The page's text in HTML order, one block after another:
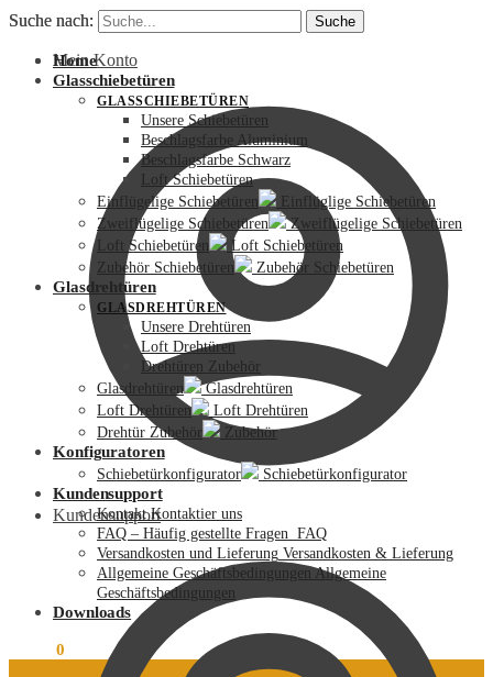
Suche nach: Suche
Mein Konto
Kundensupport
Suche nach: Suche
Home
Glasschiebetüren
GLASSCHIEBETÜREN
Unsere Schiebetüren
Beschlagsfarbe Aluminium
Beschlagsfarbe Schwarz
Loft Schiebetüren
Einflügelige Schiebetüren
Einflüglige Schiebetüren
Zweiflügelige Schiebetüren
Zweiflügelige Schiebetüren
Loft Schiebetüren
Loft Schiebetüren
Zubehör Schiebetüren
Zubehör Schiebetüren
Glasdrehtüren
GLASDREHTÜREN
Unsere Drehtüren
Loft Drehtüren
Drehtüren Zubehör
Glasdrehtüren
Glasdrehtüren
Loft Drehtüren
Loft Drehtüren
Drehtür Zubehör
Zubehör
Konfiguratoren
Schiebetürkonfigurator Schiebetürkonfigurator
Kundensupport
KontaktKontaktier uns
FAQ – Häufig gestellte Fragen FAQ
Versandkosten und Lieferung Versandkosten & Lieferung
Allgemeine Geschäftsbedingungen Allgemeine
Geschäftsbedingungen
Downloads
0